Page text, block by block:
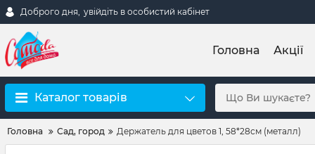
Доброго дня, увійдіть в особистий кабінет
Головна Акції
Каталог товарів
Головна Сад, город Держатель для цветов 1, 58*28см (металл)